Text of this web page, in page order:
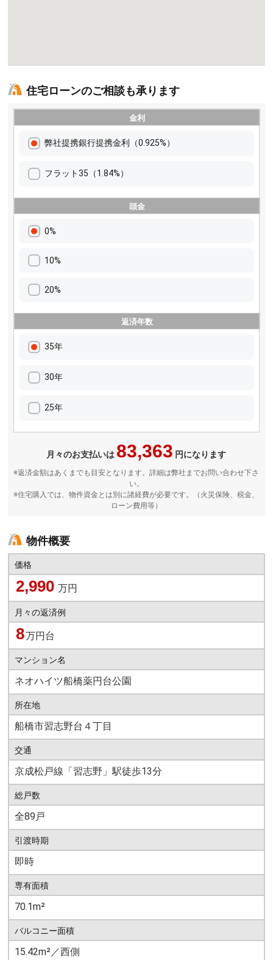
住宅ローンのご相談も承ります
金利
弊社提携銀行提携金利（0.925%）
フラット35（1.84%）
頭金
0%
10%
20%
返済年数
35年
30年
25年
月々のお支払いは 83,363 円になります
※返済金額はあくまでも目安となります。詳細は弊社までお問い合わせ下さ
い。
※住宅購入では、物件資金とは別に諸経費が必要です。（火災保険、税金、
ローン費用等）
物件概要
価格
2,990 万円
月々の返済例
8万円台
マンション名
ネオハイツ船橋薬円台公園
所在地
船橋市習志野台４丁目
交通
京成松戸線「習志野」駅徒歩13分
総戸数
全89戸
引渡時期
即時
専有面積
70.1m²
バルコニー面積
15.42m²／西側